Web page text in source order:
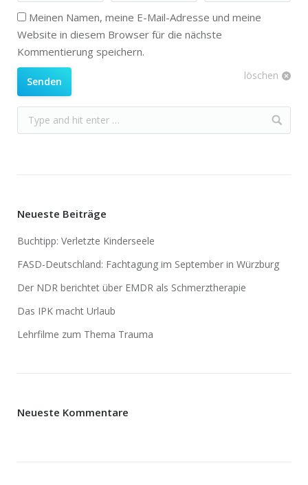
Meinen Namen, meine E-Mail-Adresse und meine
Website in diesem Browser für die nächste
Kommentierung speichern.
löschen
Senden
Neueste Beiträge
Buchtipp: Verletzte Kinderseele
FASD-Deutschland: Fachtagung im September in Würzburg
Der NDR berichtet über EMDR als Schmerztherapie
Das IPK macht Urlaub
Lehrfilme zum Thema Trauma
Neueste Kommentare